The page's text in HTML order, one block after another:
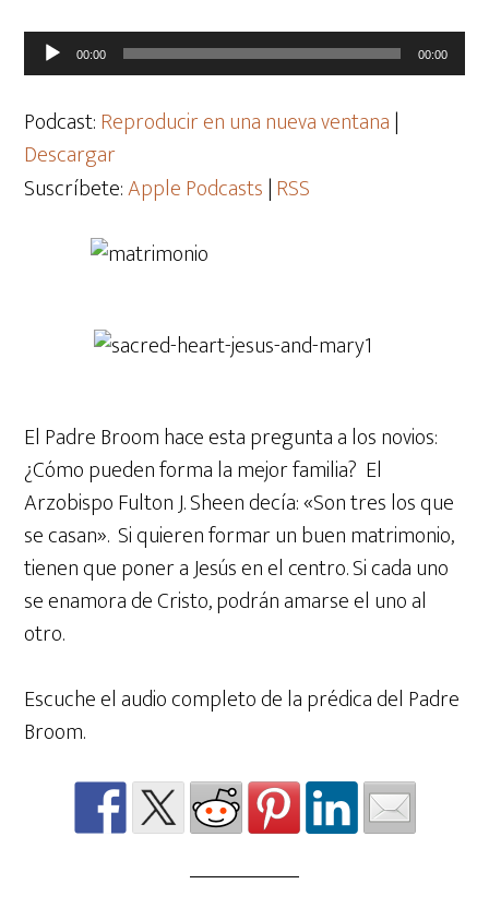
Reproductor
de
audio
00:00 00:00
Podcast:Reproducir en una nueva ventana|
Descargar
Suscríbete:Apple Podcasts|RSS
El Padre Broom hace esta pregunta a los novios:
¿Cómo pueden forma la mejor familia? El
Arzobispo Fulton J. Sheen decía: «Son tres los que
se casan». Si quieren formar un buen matrimonio,
tienen que poner a Jesús en el centro. Si cada uno
se enamora de Cristo, podrán amarse el uno al
otro.
Escuche el audio completo de la prédica del Padre
Broom.